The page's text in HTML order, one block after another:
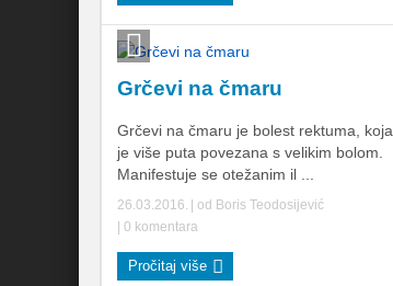
Grčevi na čmaru
Grčevi na čmaru je bolest rektuma, koja
je više puta povezana s velikim bolom.
Manifestuje se otežanim il ...
26.03.2016. | od Boris Teodosijević
0 komentara
Pročitaj više